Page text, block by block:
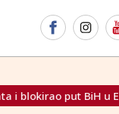
EU!" Američki